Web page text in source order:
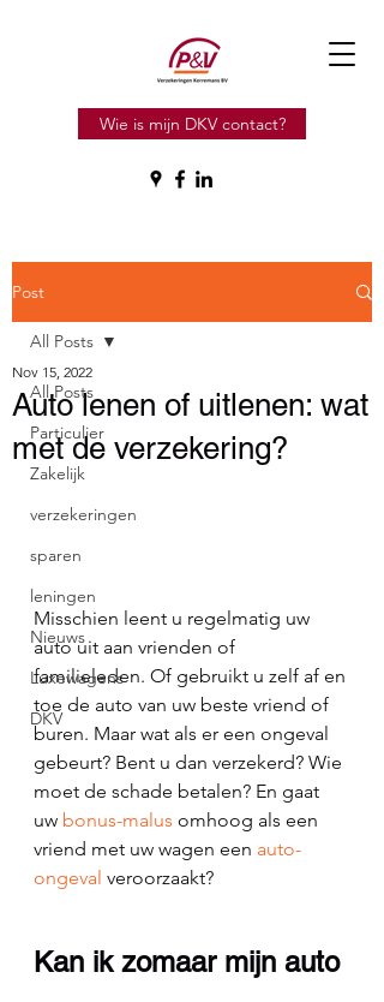
Wie is mijn DKV contact?
Post
All Posts
Particulier
Zakelijk
verzekeringen
sparen
leningen
Nieuws
Luxewagens
DKV
All Posts
Auto lenen of uitlenen: wat
met de verzekering?
Nov 15, 2022
Misschien leent u regelmatig uw
auto uit aan vrienden of
familieleden. Of gebruikt u zelf af en
toe de auto van uw beste vriend of
buren. Maar wat als er een ongeval
gebeurt? Bent u dan verzekerd? Wie
moet de schade betalen? En gaat
uw bonus-malus omhoog als een
vriend met uw wagen een auto-
ongeval veroorzaakt?
Kan ik zomaar mijn auto